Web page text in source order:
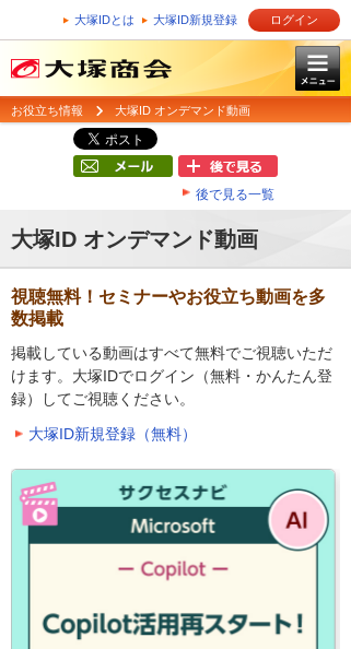
大塚IDとは 大塚ID新規登録 ログイン
お役立ち情報 大塚ID オンデマンド動画
後で見る一覧
大塚ID オンデマンド動画
視聴無料！セミナーやお役立ち動画を多
数掲載
掲載している動画はすべて無料でご視聴いただ
けます。大塚IDでログイン（無料・かんたん登
録）してご視聴ください。
大塚ID新規登録（無料）